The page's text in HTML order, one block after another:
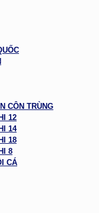
CÔN TRÙNG
12
14
18
8
CÁ